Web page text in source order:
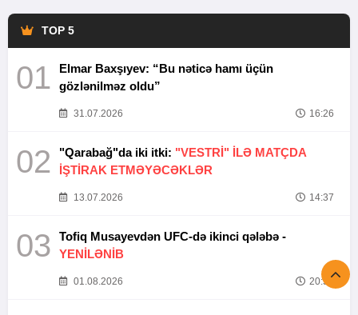
TOP 5
01
Elmar Baxşıyev: “Bu nəticə hamı üçün
gözlənilməz oldu”
31.07.2026 16:26
02 "Qarabağ"da iki itki: "VESTRİ" İLƏ MATÇDA
İŞTİRAK ETMƏYƏCƏKLƏR
13.07.2026 14:37
03
Tofiq Musayevdən UFC-də ikinci qələbə -
YENİLƏNİB
01.08.2026 20:52